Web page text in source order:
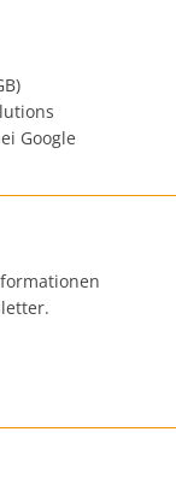
Google